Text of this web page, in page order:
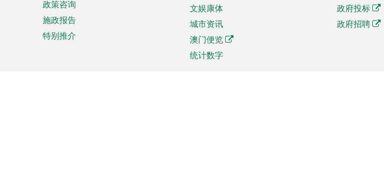
政策咨询
施政报告
特别推介
文娱康体
城市资讯
澳门便览
统计数字
政府投标
政府招聘